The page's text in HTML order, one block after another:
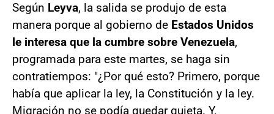
Según Leyva, la salida se produjo de esta
manera porque al gobierno de Estados Unidos
le interesa que la cumbre sobre Venezuela,
programada para este martes, se haga sin
contratiempos: "¿Por qué esto? Primero, porque
había que aplicar la ley, la Constitución y la ley.
Migración no se podía quedar quieta. Y,